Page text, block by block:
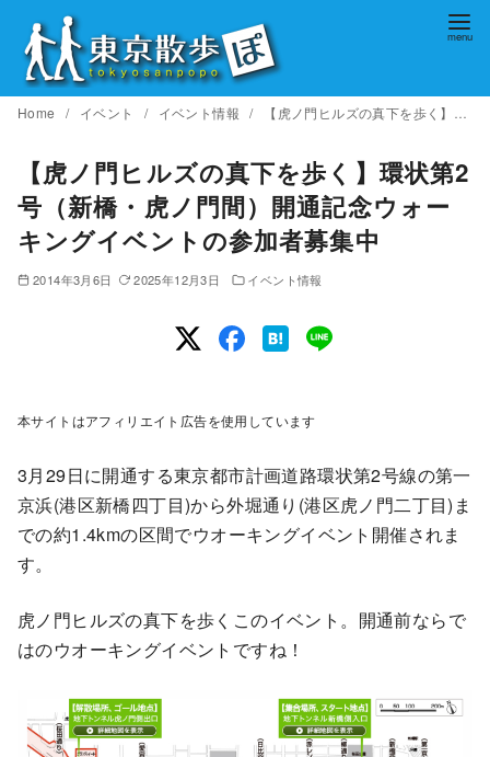
ンHome イベント イベント情報 【虎ノ門ヒルズの真下を歩く】環状第2号（新橋・虎ノ門間）開通記念ウォーキングイベントの参加者募集中
【虎ノ門ヒルズの真下を歩く】環状第2
号（新橋・虎ノ門間）開通記念ウォー
キングイベントの参加者募集中
2014年3月6日 2025年12月3日 イベント情報
本サイトはアフィリエイト広告を使用しています
3月29日に開通する東京都市計画道路環状第2号線の第一
京浜(港区新橋四丁目)から外堀通り(港区虎ノ門二丁目)ま
での約1.4kmの区間でウオーキングイベント開催されま
す。
虎ノ門ヒルズの真下を歩くこのイベント。開通前ならで
はのウオーキングイベントですね！